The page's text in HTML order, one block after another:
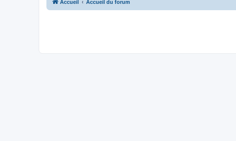
Accueil Accueil du forum